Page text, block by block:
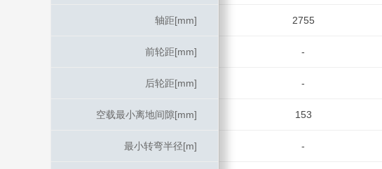
轴距[mm] 2755
前轮距[mm] -
后轮距[mm] -
空载最小离地间隙[mm] 153
最小转弯半径[m] -
轴距[mm]
前轮距[mm]
后轮距[mm]
空载最小离地间隙[mm]
最小转弯半径[m]